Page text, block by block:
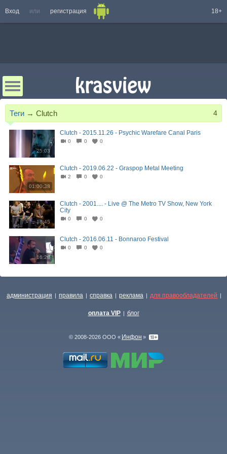
Вход или регистрация 18+
Теги → Clutch 4
25:03
Clutch - 2015.11.26 - Psychic Warefare Canal Paris
0 0 0
01:00:38
Clutch - 2019.06.22 - Graspop Metal Meeting
2 0 0
18:45
Clutch - 2001.... - Live @ The Metro TV Show, New York
City
0 0 0
16:28
Clutch - 2016.06.11 - Bonnaroo Festival
0 0 0
администрация | правила | справка | реклама | для правообладателей |
оплата VIP | блог
© 2008-2026 ООО « Инфон »